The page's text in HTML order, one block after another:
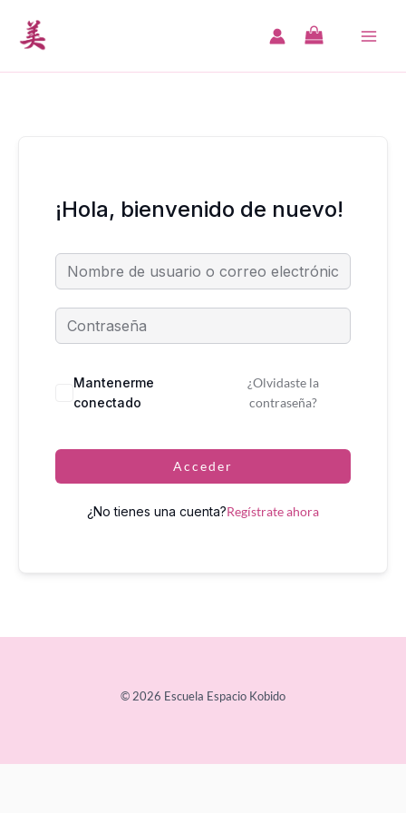
contenido
¡Hola, bienvenido de nuevo!
Mantenerme
conectado
¿Olvidaste la
contraseña?
Acceder
¿No tienes una cuenta?Regístrate ahora
© 2026 Escuela Espacio Kobido